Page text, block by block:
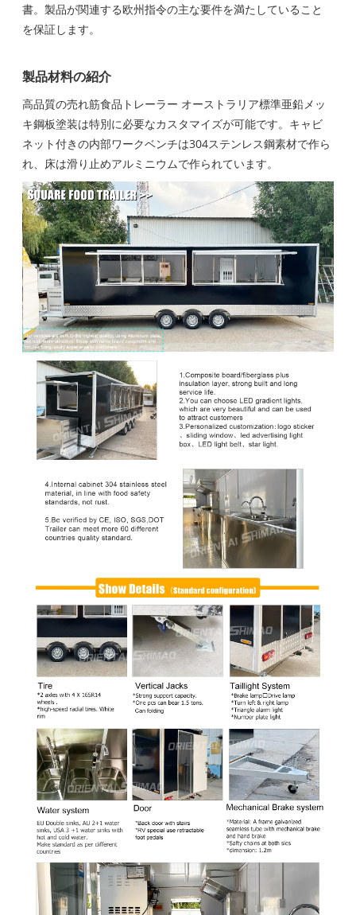
書。製品が関連する欧州指令の主な要件を満たしていること
を保証します。
製品材料の紹介
高品質の売れ筋食品トレーラー オーストラリア標準亜鉛メッ
キ鋼板塗装は特別に必要なカスタマイズが可能です。キャビ
ネット付きの内部ワークベンチは304ステンレス鋼素材で作ら
れ、床は滑り止めアルミニウムで作られています。